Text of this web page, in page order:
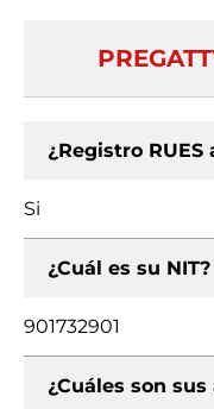
¿Registro RUES
Si
¿Cuál es su NIT?
901732901
¿Cuáles son